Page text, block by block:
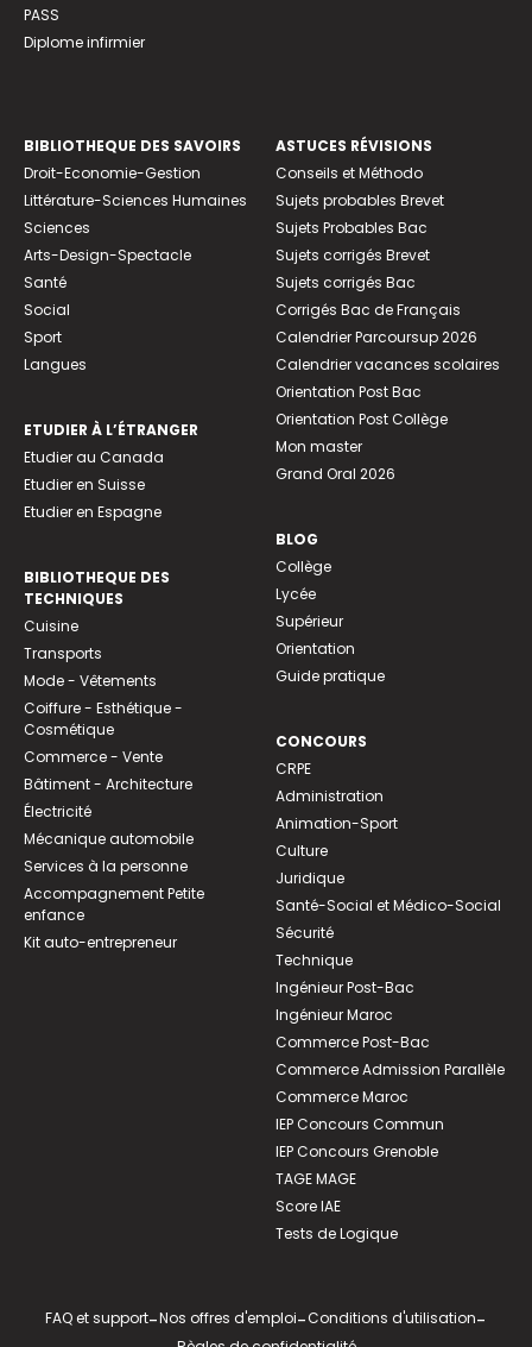
PASS
Diplome infirmier
BIBLIOTHEQUE DES SAVOIRS
Droit-Economie-Gestion
Littérature-Sciences Humaines
Sciences
Arts-Design-Spectacle
Santé
Social
Sport
Langues
ETUDIER À L’ÉTRANGER
Etudier au Canada
Etudier en Suisse
Etudier en Espagne
BIBLIOTHEQUE DES
TECHNIQUES
Cuisine
Transports
Mode - Vêtements
Coiffure - Esthétique -
Cosmétique
Commerce - Vente
Bâtiment - Architecture
Électricité
Mécanique automobile
Services à la personne
Accompagnement Petite
enfance
Kit auto-entrepreneur
ASTUCES RÉVISIONS
Conseils et Méthodo
Sujets probables Brevet
Sujets Probables Bac
Sujets corrigés Brevet
Sujets corrigés Bac
Corrigés Bac de Français
Calendrier Parcoursup 2026
Calendrier vacances scolaires
Orientation Post Bac
Orientation Post Collège
Mon master
Grand Oral 2026
BLOG
Collège
Lycée
Supérieur
Orientation
Guide pratique
CONCOURS
CRPE
Administration
Animation-Sport
Culture
Juridique
Santé-Social et Médico-Social
Sécurité
Technique
Ingénieur Post-Bac
Ingénieur Maroc
Commerce Post-Bac
Commerce Admission Parallèle
Commerce Maroc
IEP Concours Commun
IEP Concours Grenoble
TAGE MAGE
Score IAE
Tests de Logique
FAQ et support-Nos offres d'emploi-Conditions d'utilisation-